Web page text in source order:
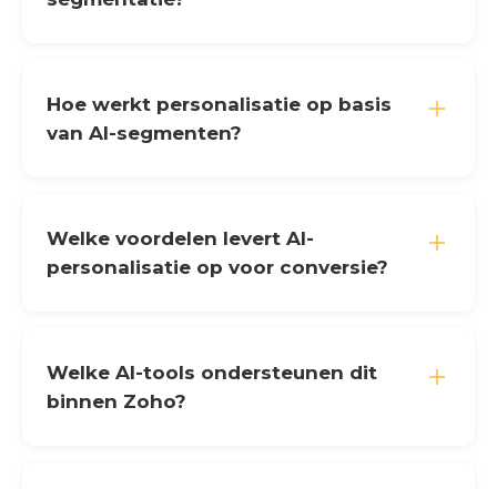
Hoe werkt personalisatie op basis
van AI-segmenten?
Welke voordelen levert AI-
personalisatie op voor conversie?
Welke AI-tools ondersteunen dit
binnen Zoho?